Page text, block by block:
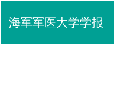
海军军医大学学报